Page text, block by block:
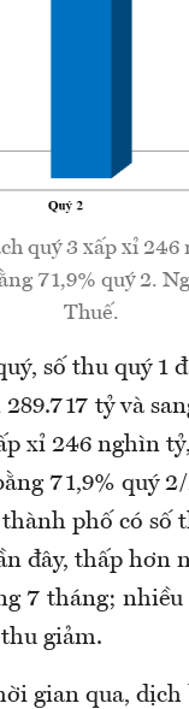
quý 3 xấp xỉ
71,9% quý 2.
Thuế.
số thu quý 1
tỷ và
xỉ 246 nghìn
71,9% quý
phố có số
đây, thấp hơn
7 tháng;
giảm.
gian qua, dịch